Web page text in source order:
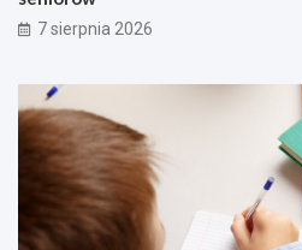
g
!
d
g
i
c
n
7 sierpnia 2026